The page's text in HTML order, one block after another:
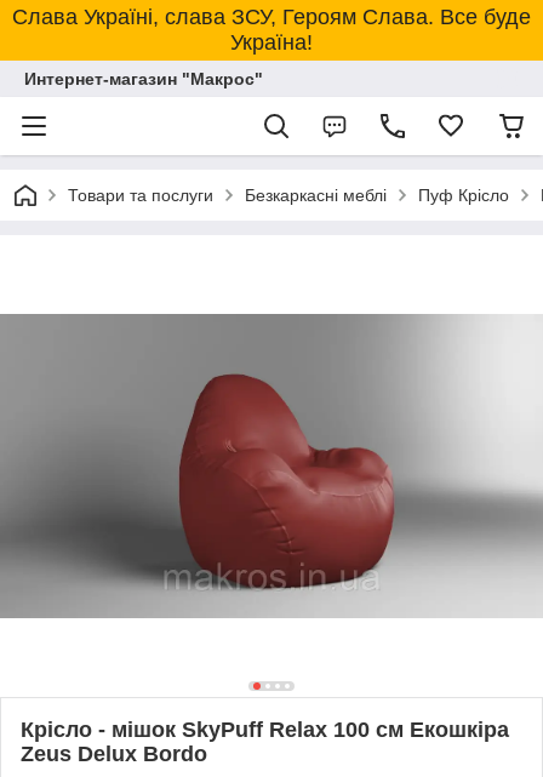
Слава Україні, слава ЗСУ, Героям Слава. Все буде
Україна!
Интернет-магазин "Макрос"
Товари та послуги Безкаркасні меблі Пуф Крісло
Крісло - мішок SkyPuff Relax 100 см Екошкіра
Zeus Delux Bordo